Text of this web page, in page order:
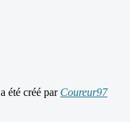
a été créé par Coureur97